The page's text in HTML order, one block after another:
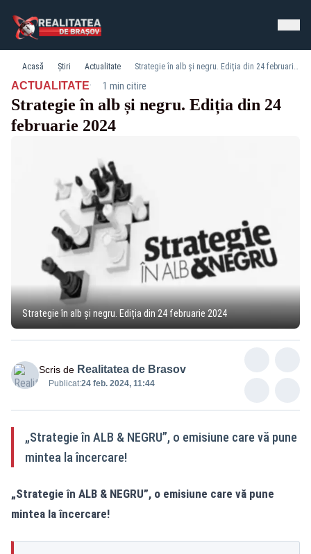
Acasă Știri Actualitate Strategie în alb și negru. Ediția din 24 februarie 2024
ACTUALITATE· 1 min citire
Strategie în alb și negru. Ediția din 24
februarie 2024
Strategie în alb și negru. Ediția din 24 februarie 2024
Scris de Realitatea de Brasov
Publicat:24 feb. 2024, 11:44
„Strategie în ALB & NEGRU”, o emisiune care vă pune
mintea la încercare!
„Strategie în ALB & NEGRU”, o emisiune care vă pune
mintea la încercare!